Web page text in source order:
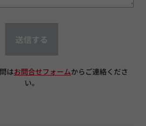
送信する
はお問合せフォームからご連絡くださ
い。